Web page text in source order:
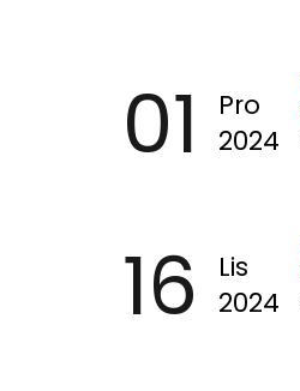
01
Pro
2024
16
Lis
2024